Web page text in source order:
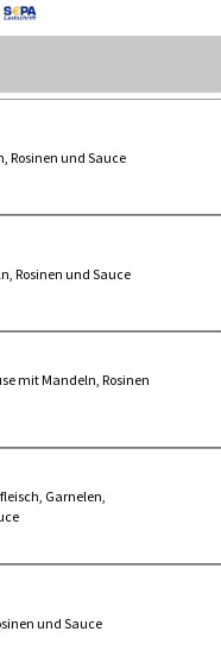
Rosinen und Sauce
Rosinen und Sauce
mit Mandeln, Rosinen
Garnelen,
und Sauce